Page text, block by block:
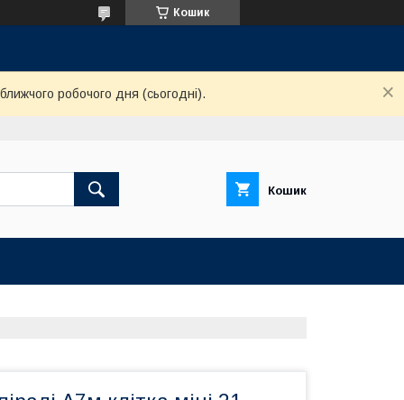
Кошик
робочого дня (сьогодні).
Кошик